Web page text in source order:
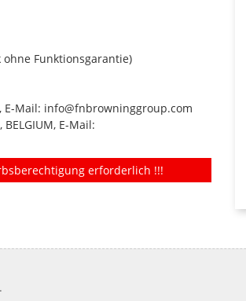
ohne Funktionsgarantie)
E-Mail: info@fnbrowninggroup.com
E-Mail:
erforderlich !!!